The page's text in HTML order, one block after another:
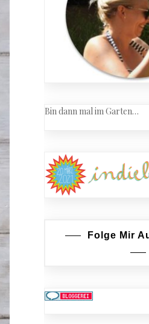
Bin dann mal im Garten…
Folge Mir